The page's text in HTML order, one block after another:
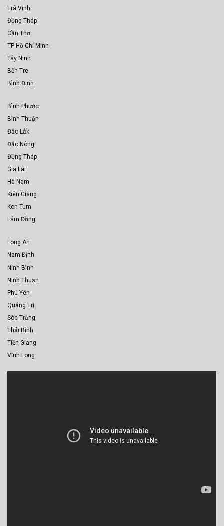
Trà Vinh
Đồng Tháp
Cần Thơ
TP Hồ Chí Minh
Tây Ninh
Bến Tre
Bình Định
Bình Phước
Bình Thuận
Đắc Lắk
Đắc Nông
Đồng Tháp
Gia Lai
Hà Nam
Kiên Giang
Kon Tum
Lâm Đồng
Long An
Nam Định
Ninh Bình
Ninh Thuận
Phú Yên
Quảng Trị
Sóc Trăng
Thái Bình
Tiền Giang
Vĩnh Long